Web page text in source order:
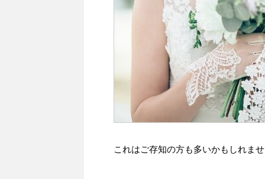
これはご存知の方も多いかもしれま